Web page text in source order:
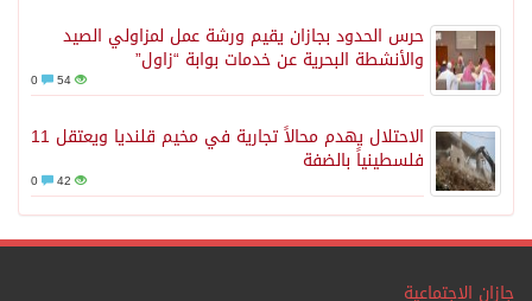
حرس الحدود بجازان يقيم ورشة عمل لمزاولي الصيد
والأنشطة البحرية عن خدمات بوابة “زاول”
54
الاحتلال يهدم محالاً تجارية في مخيم قلنديا ويعتقل 11
فلسطينياً بالضفة
42
جازان الإجتماعية